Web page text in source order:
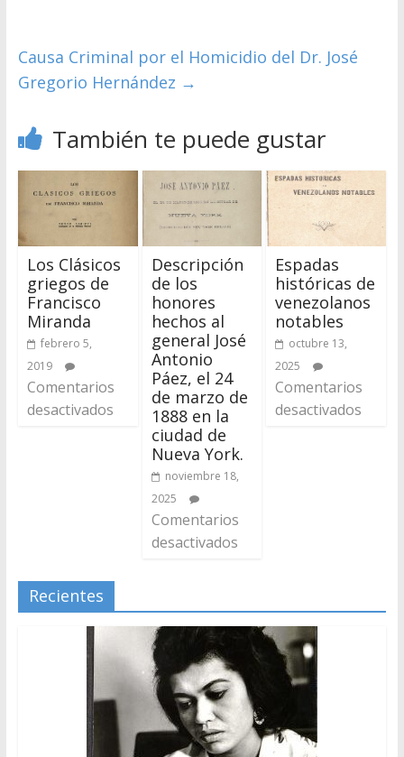
Causa Criminal por el Homicidio del Dr. José
Gregorio Hernández →
También te puede gustar
Los Clásicos
griegos de
Francisco
Miranda
febrero 5,
2019
Comentarios
desactivados
Descripción
de los
honores
hechos al
general José
Antonio
Páez, el 24
de marzo de
1888 en la
ciudad de
Nueva York.
noviembre 18,
2025
Comentarios
desactivados
Espadas
históricas de
venezolanos
notables
octubre 13,
2025
Comentarios
desactivados
Recientes